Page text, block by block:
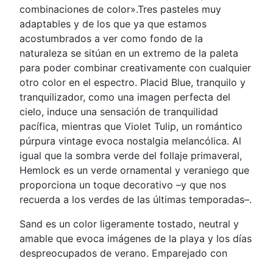
combinaciones de color».Tres pasteles muy
adaptables y de los que ya que estamos
acostumbrados a ver como fondo de la
naturaleza se sitúan en un extremo de la paleta
para poder combinar creativamente con cualquier
otro color en el espectro. Placid Blue, tranquilo y
tranquilizador, como una imagen perfecta del
cielo, induce una sensación de tranquilidad
pacífica, mientras que Violet Tulip, un romántico
púrpura vintage evoca nostalgia melancólica. Al
igual que la sombra verde del follaje primaveral,
Hemlock es un verde ornamental y veraniego que
proporciona un toque decorativo –y que nos
recuerda a los verdes de las últimas temporadas–.
Sand es un color ligeramente tostado, neutral y
amable que evoca imágenes de la playa y los días
despreocupados de verano. Emparejado con